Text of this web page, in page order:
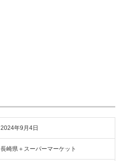
2024年9月4日
長崎県＋スーパーマーケット